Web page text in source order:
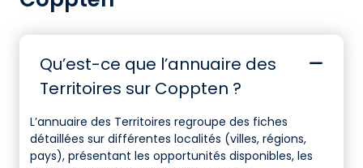
Qu’est-ce que l’annuaire des
Territoires sur Coppten ?
L’annuaire des Territoires regroupe des fiches
détaillées sur différentes localités (villes, régions,
pays), présentant les opportunités disponibles, les